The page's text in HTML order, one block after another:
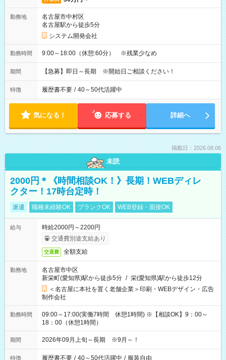
勤務地
名古屋市中村区
名古屋駅から徒歩5分
システム開発会社
勤務時間 9:00～18:00（休憩:60分） ※残業少なめ
期間 【急募】即日～長期 ※開始日ご相談ください！
特徴 履歴書不要 / 40～50代活躍中
気になる！ 応募する 詳細へ
掲載日：2026.08.06
未読
2000円＊《時間相談OK！》長期！WEBディレ
クター！17時台定時！
派遣 職種未経験OK ブランクOK WEB登録・面接OK
給与
時給2000円～2200円
交通費別途支給あり
交通費 全額支給
勤務地
名古屋市中区
新栄町(愛知県)駅から徒歩5分 / 栄(愛知県)駅から徒歩12分
＜名古屋に本社を置く老舗企業＞印刷・WEBデザイン・広告
制作会社
勤務時間
09:00～17:00(実働7時間 休憩1時間) ※【相談OK】9：00～
18：00（休憩1時間）
期間 2026年09月上旬～長期 ※9月～！
特徴 履歴書不要 / 40～50代活躍中 / 服装自由